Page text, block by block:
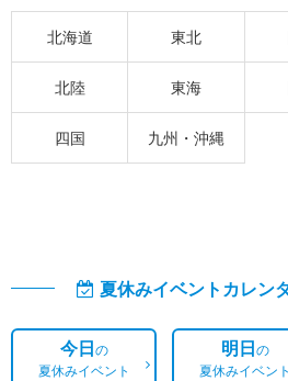
北海道 東北
北陸 東海
四国 九州・沖縄
夏休みイベントカレン
今日の
夏休みイベント
明日の
夏休みイベント